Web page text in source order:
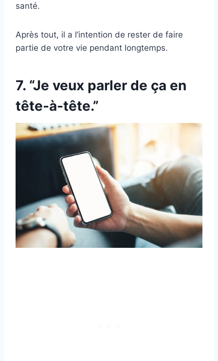
santé.
Après tout, il a l’intention de rester de faire
partie de votre vie pendant longtemps.
7. “Je veux parler de ça en
tête-à-tête.”